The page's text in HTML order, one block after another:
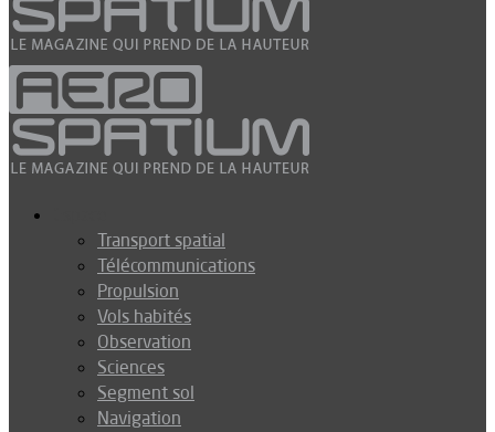
Transport spatial
Télécommunications
Propulsion
Vols habités
Observation
Sciences
Segment sol
Navigation